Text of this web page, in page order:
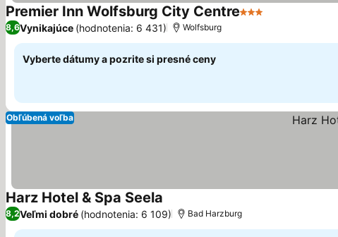
Premier Inn Wolfsburg City Centre3 Počet hviezdičiek
8,6Vynikajúce (hodnotenia: 6 431) Wolfsburg
Vyberte dátumy a pozrite si presné ceny
Obľúbená voľba
Harz Hotel & Spa Seela Zobraziť ceny
8,2Veľmi dobré (hodnotenia: 6 109) Bad Harzburg